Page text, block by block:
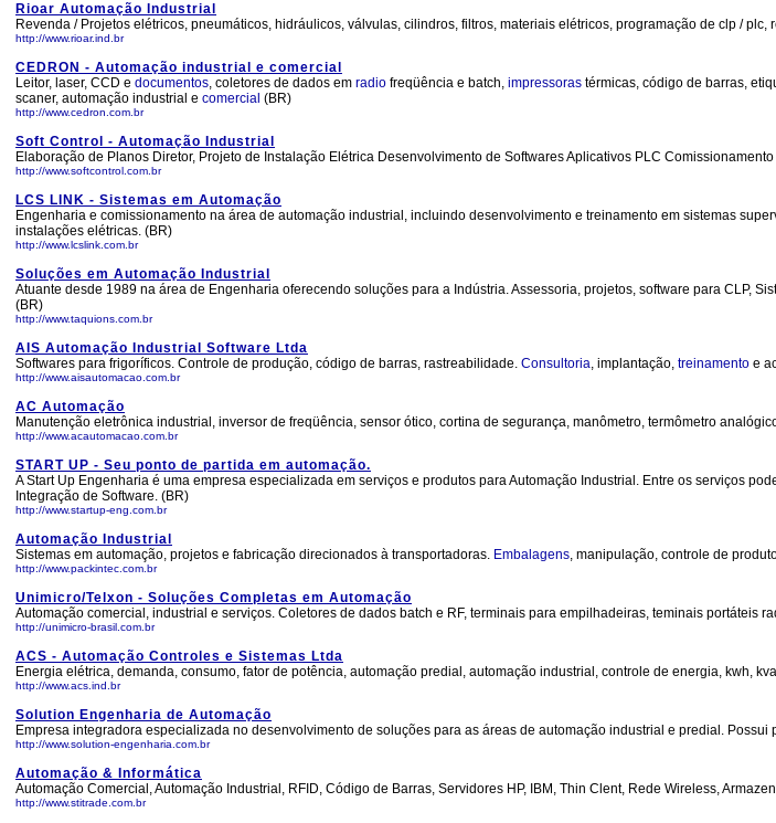
Rioar Automação Industrial
Revenda / Projetos elétricos, pneumáticos, hidráulicos, válvulas, cilindros, filtros, materiais elétricos, programação de clp /
http://www.rioar.ind.br
CEDRON - Automação industrial e comercial
Leitor, laser, CCD e documentos, coletores de dados em radio freqüência e batch, impressoras térmicas, código de barras,
scaner, automação industrial e comercial (BR)
http://www.cedron.com.br
Soft Control - Automação Industrial
Elaboração de Planos Diretor, Projeto de Instalação Elétrica Desenvolvimento de Softwares Aplicativos PLC
http://www.softcontrol.com.br
LCS LINK - Sistemas em Automação
Engenharia e comissionamento na área de automação industrial, incluindo desenvolvimento e treinamento em sistemas
instalações elétricas. (BR)
http://www.lcslink.com.br
Soluções em Automação Industrial
Atuante desde 1989 na área de Engenharia oferecendo soluções para a Indústria. Assessoria, projetos, software para CLP,
(BR)
http://www.taquions.com.br
AIS Automação Industrial Software Ltda
Softwares para frigoríficos. Controle de produção, código de barras, rastreabilidade. Consultoria, implantação, treinamento e
http://www.aisautomacao.com.br
AC Automação
Manutenção eletrônica industrial, inversor de freqüência, sensor ótico, cortina de segurança, manômetro, termômetro
http://www.acautomacao.com.br
START UP - Seu ponto de partida em automação.
A Start Up Engenharia é uma empresa especializada em serviços e produtos para Automação Industrial. Entre os serviços
Integração de Software. (BR)
http://www.startup-eng.com.br
Automação Industrial
Sistemas em automação, projetos e fabricação direcionados à transportadoras. Embalagens, manipulação, controle de
http://www.packintec.com.br
Unimicro/Telxon - Soluções Completas em Automação
Automação comercial, industrial e serviços. Coletores de dados batch e RF, terminais para empilhadeiras, teminais portáteis
http://unimicro-brasil.com.br
ACS - Automação Controles e Sistemas Ltda
Energia elétrica, demanda, consumo, fator de potência, automação predial, automação industrial, controle de energia, kwh,
http://www.acs.ind.br
Solution Engenharia de Automação
Empresa integradora especializada no desenvolvimento de soluções para as áreas de automação industrial e predial.
http://www.solution-engenharia.com.br
Automação & Informática
Automação Comercial, Automação Industrial, RFID, Código de Barras, Servidores HP, IBM, Thin Clent, Rede Wireless,
http://www.stitrade.com.br